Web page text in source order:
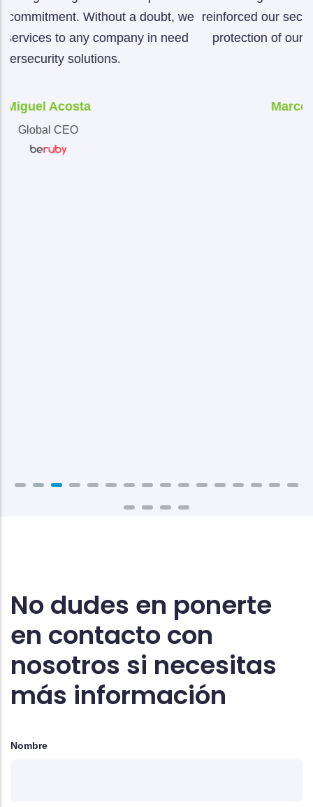
we reinforced our security infrastructure, ensuring the
protection of our data and the continuity of our
No dudes en ponerte
en contacto con
nosotros si necesitas
más información
Nombre